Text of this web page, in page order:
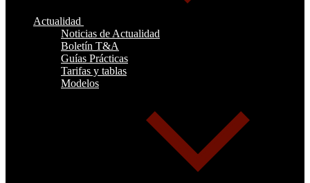
Actualidad
Noticias de Actualidad
Boletín T&A
Guías Prácticas
Tarifas y tablas
Modelos